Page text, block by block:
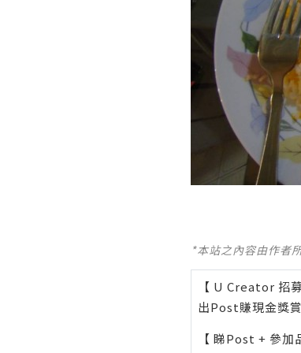
*本站之內容由作者
【 U Creator 招募
出Post賺現金獎
【 睇Post + 參加